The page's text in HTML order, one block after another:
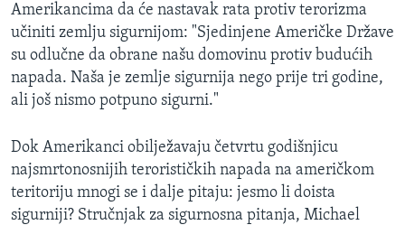
MAGAZIN
O GLASU AMERIKE
Learning English
PRATITE NAS
Amerikancima da će nastavak rata protiv terorizma
učiniti zemlju sigurnijom: "Sjedinjene Američke Države
su odlučne da obrane našu domovinu protiv budućih
napada. Naša je zemlje sigurnija nego prije tri godine,
ali još nismo potpuno sigurni."
Dok Amerikanci obilježavaju četvrtu godišnjicu
najsmrtonosnijih terorističkih napada na američkom
teritoriju mnogi se i dalje pitaju: jesmo li doista
sigurniji? Stručnjak za sigurnosna pitanja, Michael